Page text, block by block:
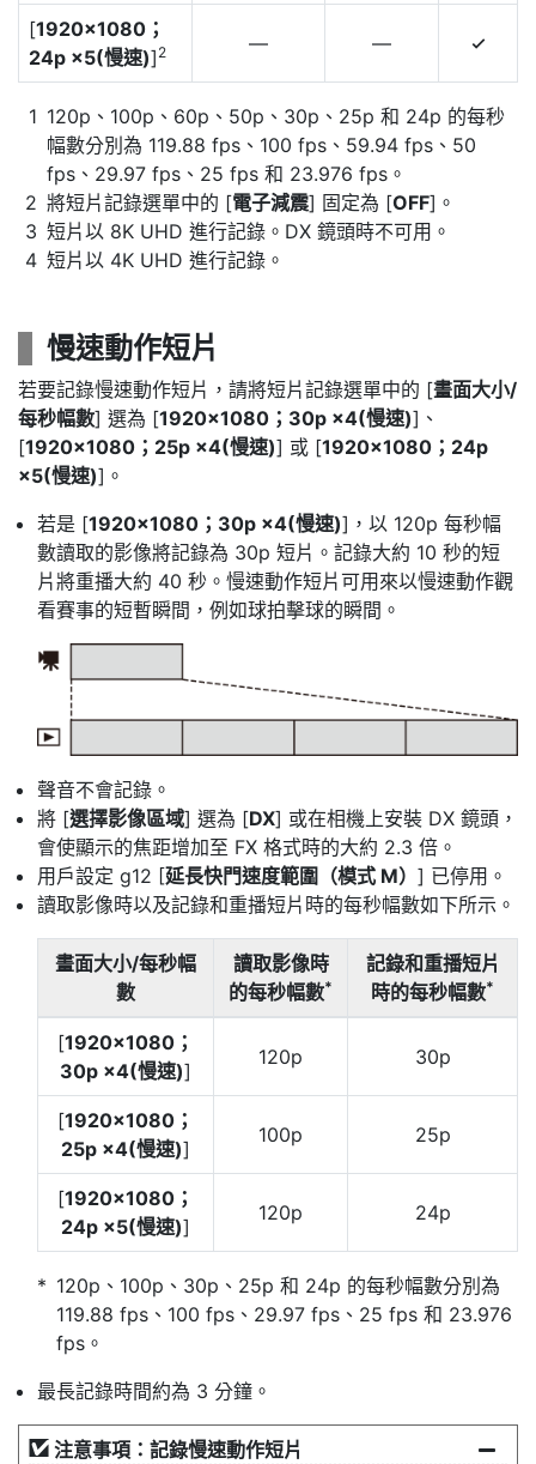
[1920×1080；
24p ×5(慢速)] 2 — — 4
120p、100p、60p、50p、30p、25p 和 24p 的每秒
幅數分別為 119.88 fps、100 fps、59.94 fps、50
fps、29.97 fps、25 fps 和 23.976 fps。
將短片記錄選單中的 [電子減震] 固定為 [OFF]。
短片以 8K UHD 進行記錄。DX 鏡頭時不可用。
短片以 4K UHD 進行記錄。
慢速動作短片
若要記錄慢速動作短片，請將短片記錄選單中的 [畫面大小/
每秒幅數] 選為 [1920×1080；30p ×4(慢速)]、
[1920×1080；25p ×4(慢速)] 或 [1920×1080；24p
×5(慢速)]。
若是 [1920×1080；30p ×4(慢速)]，以 120p 每秒幅
數讀取的影像將記錄為 30p 短片。記錄大約 10 秒的短
片將重播大約 40 秒。慢速動作短片可用來以慢速動作觀
看賽事的短暫瞬間，例如球拍擊球的瞬間。
聲音不會記錄。
將 [選擇影像區域] 選為 [DX] 或在相機上安裝 DX 鏡頭，
會使顯示的焦距增加至 FX 格式時的大約 2.3 倍。
用戶設定 g12 [延長快門速度範圍（模式 M） ] 已停用。
讀取影像時以及記錄和重播短片時的每秒幅數如下所示。
畫面大小/每秒幅
數
讀取影像時
的每秒幅數*
記錄和重播短片
時的每秒幅數*
[1920×1080；
30p ×4(慢速)]
120p 30p
[1920×1080；
25p ×4(慢速)]
100p 25p
[1920×1080；
24p ×5(慢速)]
120p 24p
120p、100p、30p、25p 和 24p 的每秒幅數分別為
119.88 fps、100 fps、29.97 fps、25 fps 和 23.976
fps。
最長記錄時間約為 3 分鐘。
注意事項：記錄慢速動作短片